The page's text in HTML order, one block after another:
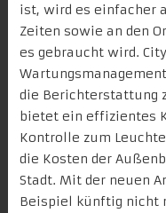
ist, wird es einfacher
Zeiten sowie an den
es gebraucht wird.
die Berichterstattung
bietet ein effizientes
Kontrolle zum
die Kosten der
Stadt. Mit der neuen
Beispiel künftig nicht